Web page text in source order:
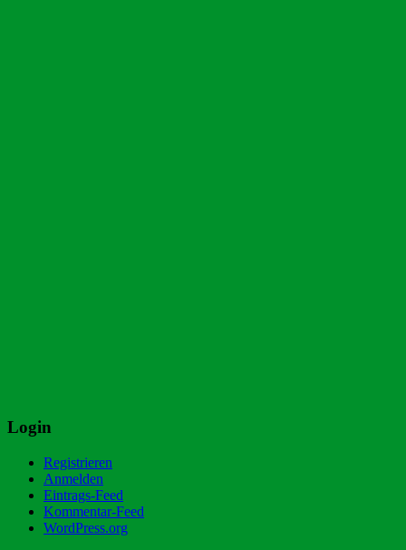
Login
Registrieren
Anmelden
Eintrags-Feed
Kommentar-Feed
WordPress.org